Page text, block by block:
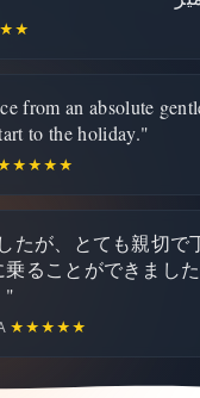
from an absolute
to the holiday."
たが、とても親切で
ることができまし
"
★★★★★